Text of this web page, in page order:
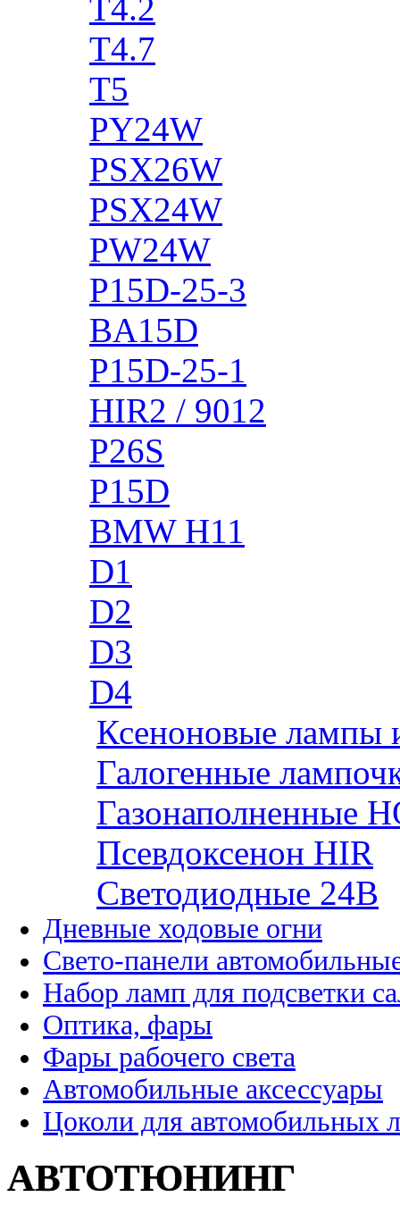
T4.2
T4.7
T5
PY24W
PSX26W
PSX24W
PW24W
P15D-25-3
BA15D
P15D-25-1
HIR2 / 9012
P26S
P15D
BMW H11
D1
D2
D3
D4
Ксеноновые лампы
Галогенные
Газонаполненные
Псевдоксенон HIR
Cветодиодные 24B
Дневные ходовые огни
Свето-панели
Набор ламп для подсветки
Оптика, фары
Фары рабочего света
Автомобильные аксессуары
Цоколи для автомобильных
АВТОТЮНИНГ